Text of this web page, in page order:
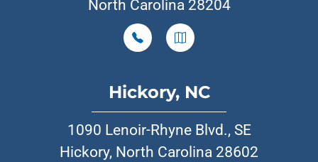
North Carolina 28204
Hickory, NC
1090 Lenoir-Rhyne Blvd., SE
Hickory, North Carolina 28602